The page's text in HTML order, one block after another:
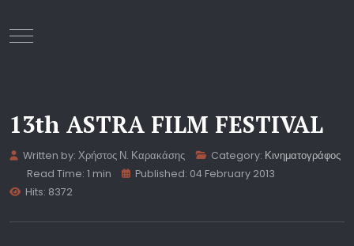
Mobile Menu Toggle
13th ASTRA FILM FESTIVAL
Written by:Χρήστος Ν. Καρακάσης Category: Κινηματογράφος
Read Time: 1 min
Published: 04 February 2013
Hits: 8372